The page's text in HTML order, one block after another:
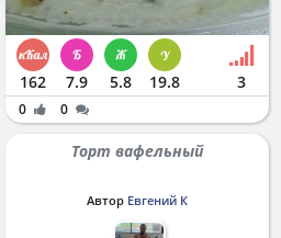
162 7.9 5.8 19.8 3
0 0
Торт вафельный
Автор Евгений К